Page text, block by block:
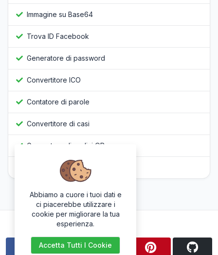
Immagine su Base64
Trova ID Facebook
Generatore di password
Convertitore ICO
Contatore di parole
Convertitore di casi
Generatore di codici QR
Offuscatore Javascript
Abbiamo a cuore i tuoi dati e
ci piacerebbe utilizzare i
cookie per migliorare la tua
esperienza.
Accetta Tutti I Cookie